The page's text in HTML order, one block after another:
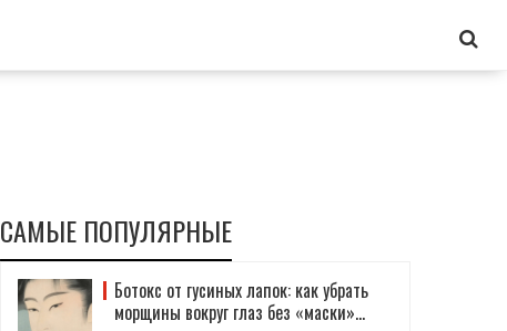
САМЫЕ ПОПУЛЯРНЫЕ
Ботокс от гусиных лапок: как убрать
морщины вокруг глаз без «маски»